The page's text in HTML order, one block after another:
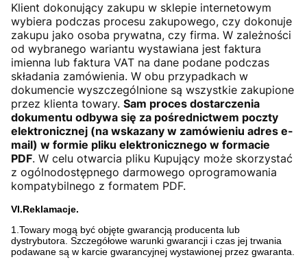
Klient dokonujący zakupu w sklepie internetowym
wybiera podczas procesu zakupowego, czy dokonuje
zakupu jako osoba prywatna, czy firma. W zależności
od wybranego wariantu wystawiana jest faktura
imienna lub faktura VAT na dane podane podczas
składania zamówienia. W obu przypadkach w
dokumencie wyszczególnione są wszystkie zakupione
przez klienta towary. Sam proces dostarczenia
dokumentu odbywa się za pośrednictwem poczty
elektronicznej (na wskazany w zamówieniu adres e-
mail) w formie pliku elektronicznego w formacie
PDF. W celu otwarcia pliku Kupujący może skorzystać
z ogólnodostępnego darmowego oprogramowania
kompatybilnego z formatem PDF.
VI.Reklamacje.
1.Towary mogą być objęte gwarancją producenta lub
dystrybutora. Szczegółowe warunki gwarancji i czas jej trwania
podawane są w karcie gwarancyjnej wystawionej przez gwaranta.